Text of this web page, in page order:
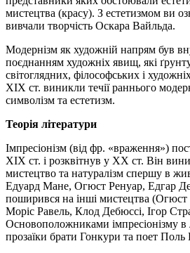
мистецтва (красу). З естетизмом ви
вивчали творчість Оскара Вайльда.
Модернізм як художній напрям був
поєднанням художніх явищ, які
світоглядних, філософських і
XIX ст. виникли течії раннього
символізм та естетизм.
Теорія літератури
Імпресіонізм (від фр. «враження»)
XIX ст. і розквітнув у XX ст. Він
мистецтво та натуралізм спершу в
Едуард Мане, Огюст Ренуар, Едгар
поширився на інші мистецтва (Огюст
Моріс Равель, Клод Дебюссі, Ігор
Основоположниками імпресіонізму в
прозаїки брати Гонкури та поет Поль